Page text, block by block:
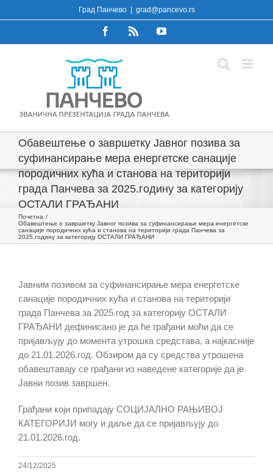
to
Град Панчево grad@pancevo.rs
FacebookRss YouTube
Обавештење о завршетку Јавног позива за
суфинансирање мера енергетске санације
породичних кућа и станова на територији
града Панчева за 2025.годину за категорију
ОСТАЛИ ГРАЂАНИ
Почетна
Обавештење о завршетку Јавног позива за суфинансирање мера енергетске
санације породичних кућа и станова на територији града Панчева за
2025.годину за категорију ОСТАЛИ ГРАЂАНИ
Јавним позивом за суфинансирање мера енергетске
санације породичних кућа и станова на територији
града Панчева за 2025.год за категорију ОСТАЛИ
ГРАЂАНИ дефинисано је да ће грађани моћи да се
пријављују до момента утрошка средстава, а најкасније
до 21.01.2026.год. Обзиром да су средства утрошена
обавештавају се грађани из наведене категорије да је
Јавни позив завршен.
Грађани који припадају СОЦИЈАЛНО РАЊИВОЈ
КАТЕГОРИЈИ могу и даље да се пријављују до
21.01.2026.год.
24/12/2025